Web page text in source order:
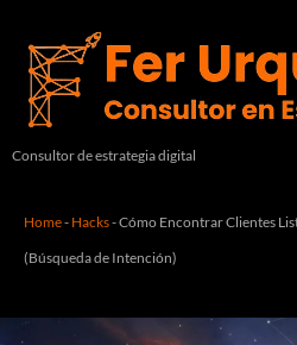
Consultor de estrategia digital
Home- Hacks-Cómo Encontrar Clientes
(Búsqueda de Intención)